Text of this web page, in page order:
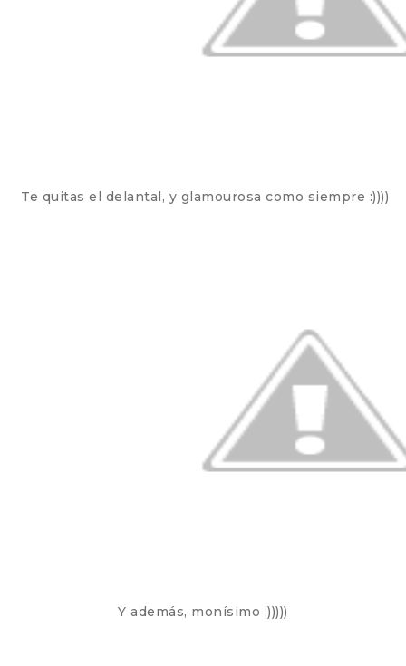
Te quitas el delantal, y glamourosa como siempre :))))
Y además, monísimo :)))))